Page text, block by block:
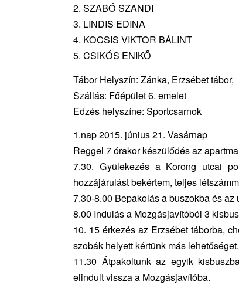
2. SZABÓ SZANDI
3. LINDIS EDINA
4. KOCSIS VIKTOR BÁLINT
5. CSIKÓS ENIKŐ
Tábor Helyszín: Zánka, Erzsébet tábor,
Szállás: Főépület 6. emelet
Edzés helyszíne: Sportcsarnok
1.nap 2015. június 21. Vasárnap
Reggel 7 órakor készülődés az
7.30. Gyülekezés a Korong utcai
hozzájárulást bekértem, teljes
7.30-8.00 Bepakolás a buszokba és az
8.00 Indulás a Mozgásjavítóból 3
10. 15 érkezés az Erzsébet táborba,
szobák helyett kértünk más lehetőséget.
11.30 Átpakoltunk az egyik
elindult vissza a Mozgásjavítóba.